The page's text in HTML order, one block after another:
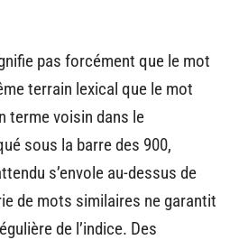
pas forcément que le mot
terrain lexical que le mot
terme voisin dans le
sous la barre des 900,
s’envole au-dessus de
de mots similaires ne garantit
de l’indice. Des